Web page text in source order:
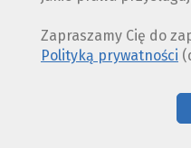
Zapraszamy Cię do
Polityką prywatności